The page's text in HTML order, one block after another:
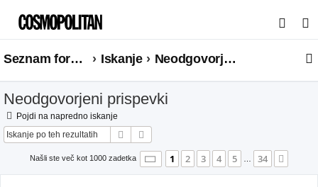
s
a
Seznam forumov Iskanje Neodgovorjeni prispevki
Neodgovorjeni prispevki
Pojdi na napredno iskanje
Iskanje
Našli ste več kot 1000 zadetka Stran 1od34
1 2 3 4 5 … 34